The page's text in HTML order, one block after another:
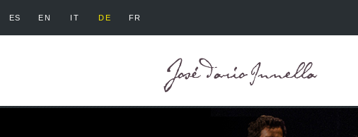
ES EN IT DE FR